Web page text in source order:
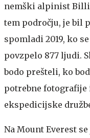
nemški alpinist
tem področju, je bil
spomladi 2019, ko
povzpelo 877 ljudi.
bodo prešteli, ko
potrebne fotografije
ekspedicijske
Na Mount Everest